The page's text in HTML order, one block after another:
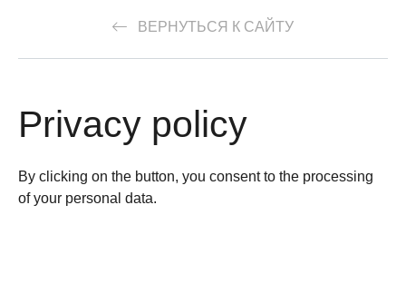
ВЕРНУТЬСЯ К САЙТУ
Privacy policy
By clicking on the button, you consent to the processing
of your personal data.